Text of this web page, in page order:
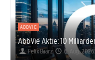
ABBVIE
AbbVie Aktie: 10
Felix Baarz 6. Aug. 2026